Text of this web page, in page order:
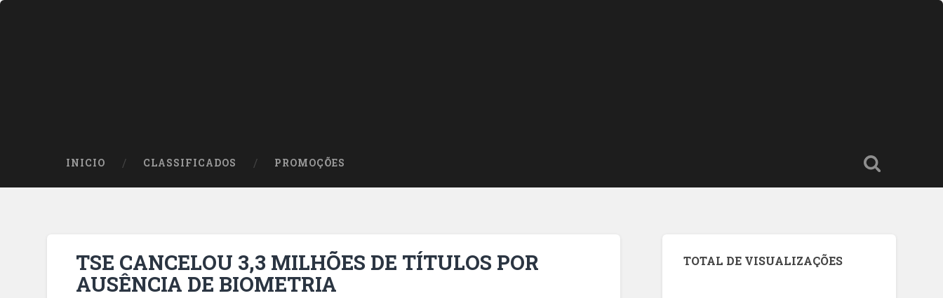
INICIO CLASSIFICADOS PROMOÇÕES
TSE CANCELOU 3,3 MILHÕES DE TÍTULOS POR
AUSÊNCIA DE BIOMETRIA
TOTAL DE VISUALIZAÇÕES